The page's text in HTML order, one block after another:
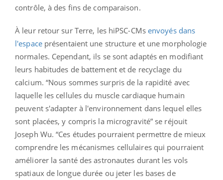
contrôle, à des fins de comparaison.
À leur retour sur Terre, les hiPSC-CMsenvoyés dans
l'espaceprésentaient une structure et une morphologie
normales. Cependant, ils se sont adaptés en modifiant
leurs habitudes de battement et de recyclage du
calcium. “Nous sommes surpris de la rapidité avec
laquelle les cellules du muscle cardiaque humain
peuvent s'adapter à l'environnement dans lequel elles
sont placées, y compris la microgravité” se réjouit
Joseph Wu. “Ces études pourraient permettre de mieux
comprendre les mécanismes cellulaires qui pourraient
améliorer la santé des astronautes durant les vols
spatiaux de longue durée ou jeter les bases de